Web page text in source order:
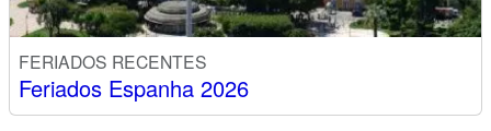
FERIADOS RECENTES
Feriados Espanha 2026